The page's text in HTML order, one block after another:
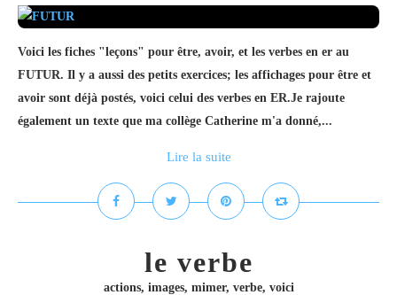
Voici les fiches "leçons" pour être, avoir, et les verbes en er au
FUTUR. Il y a aussi des petits exercices; les affichages pour être et
avoir sont déjà postés, voici celui des verbes en ER.Je rajoute
également un texte que ma collège Catherine m'a donné,...
Lire la suite
le verbe
actions, images, mimer, verbe, voici